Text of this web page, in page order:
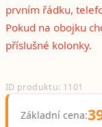
prvním řádku,
Pokud na obojku
příslušné kolonky.
ID produktu: 1101
Základní cena: